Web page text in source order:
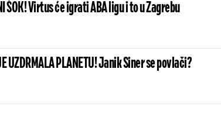
ŠOK! Virtus će igrati ABA ligu i to u Zagrebu
UZDRMALA PLANETU! Janik Siner se povlači?